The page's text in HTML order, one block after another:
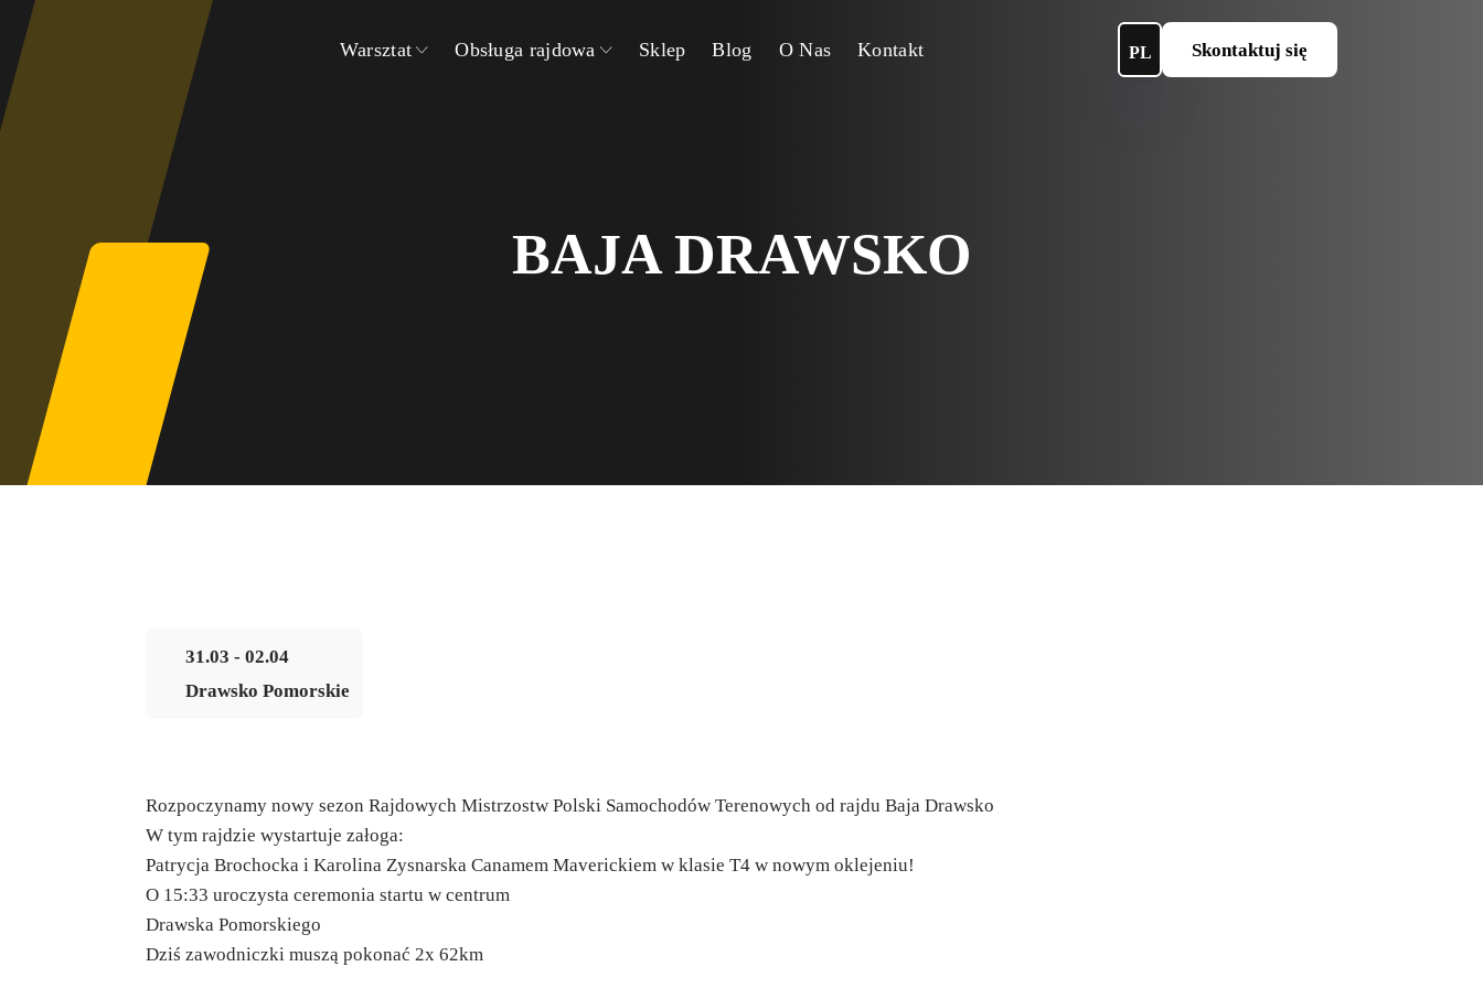
Warsztat Obsługa rajdowa Sklep Blog O Nas Kontakt PL
Skontaktuj się
Skontaktuj się
BAJA DRAWSKO
31.03 - 02.04
Drawsko Pomorskie
Rozpoczynamy nowy sezon Rajdowych Mistrzostw Polski Samochodów Terenowych od rajdu Baja Drawsko
W tym rajdzie wystartuje załoga:
Patrycja Brochocka i Karolina Zysnarska Canamem Maverickiem w klasie T4 w nowym oklejeniu!
O 15:33 uroczysta ceremonia startu w centrum
Drawska Pomorskiego
Dziś zawodniczki muszą pokonać 2x 62km